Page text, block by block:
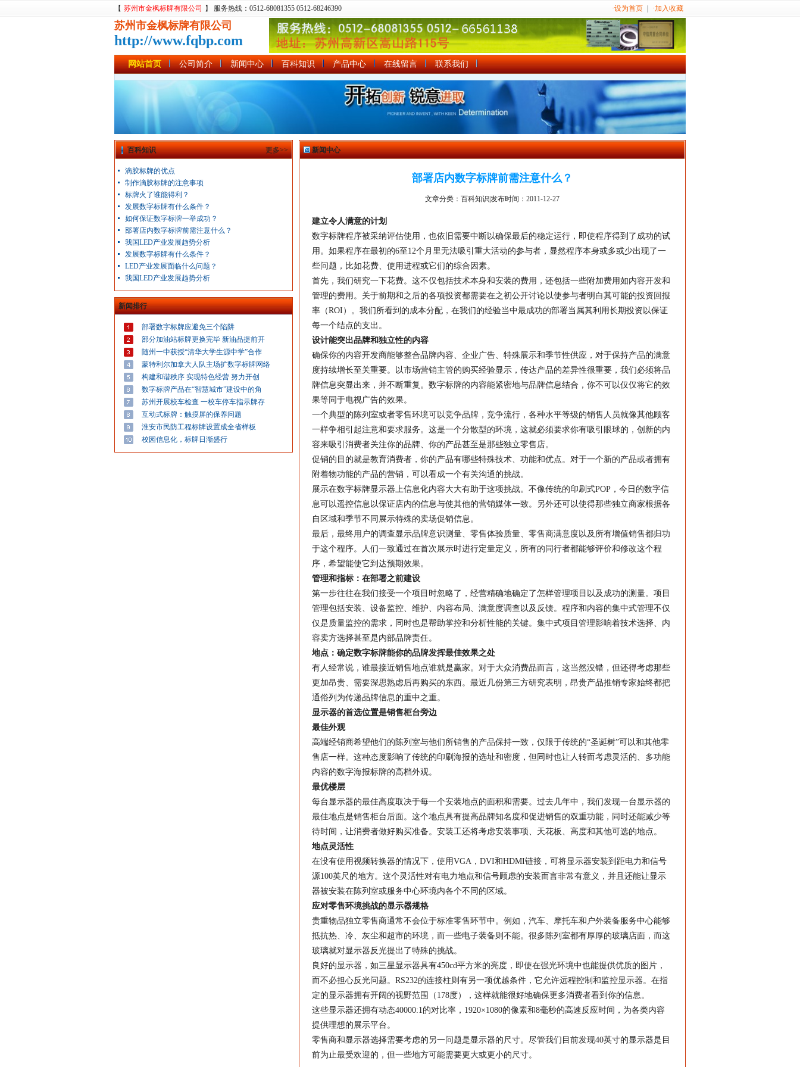
【 苏州市金枫标牌有限公司 】 服务热线：0512-68081355 0512-68246390 ·设为首页 ·加入收藏
苏州市金枫标牌有限公司
http://www.fqbp.com
网站首页 公司简介 新闻中心 百科知识 产品中心 在线留言 联系我们
百科知识 更多>>
滴胶标牌的优点
制作滴胶标牌的注意事项
标牌火了谁能得利？
发展数字标牌有什么条件？
如何保证数字标牌一举成功？
部署店内数字标牌前需注意什么？
我国LED产业发展趋势分析
发展数字标牌有什么条件？
LED产业发展面临什么问题？
我国LED产业发展趋势分析
新闻排行
部署数字标牌应避免三个陷阱
部分加油站标牌更换完毕 新油品提前开
随州一中获授“清华大学生源中学”合作
蒙特利尔加拿大人队主场扩数字标牌网络
构建和谐秩序 实现特色经营 努力开创
数字标牌产品在“智慧城市”建设中的角
苏州开展校车检查 一校车停车指示牌存
互动式标牌：触摸屏的保养问题
淮安市民防工程标牌设置成全省样板
校园信息化，标牌日渐盛行
新闻中心
部署店内数字标牌前需注意什么？
文章分类：百科知识|发布时间：2011-12-27
建立令人满意的计划
数字标牌程序被采纳评估使用，也依旧需要中断以确保最后的稳定运行，即使程序得到了成功的试
用。如果程序在最初的6至12个月里无法吸引重大活动的参与者，显然程序本身或多或少出现了一
些问题，比如花费、使用进程或它们的综合因素。
首先，我们研究一下花费。这不仅包括技术本身和安装的费用，还包括一些附加费用如内容开发和
管理的费用。关于前期和之后的各项投资都需要在之初公开讨论以使参与者明白其可能的投资回报
率（ROI）。我们所看到的成本分配，在我们的经验当中最成功的部署当属其利用长期投资以保证
每一个结点的支出。
设计能突出品牌和独立性的内容
确保你的内容开发商能够整合品牌内容、企业广告、特殊展示和季节性供应，对于保持产品的满意
度持续增长至关重要。以市场营销主管的购买经验显示，传达产品的差异性很重要，我们必须将品
牌信息突显出来，并不断重复。数字标牌的内容能紧密地与品牌信息结合，你不可以仅仅将它的效
果等同于电视广告的效果。
一个典型的陈列室或者零售环境可以竞争品牌，竞争流行，各种水平等级的销售人员就像其他顾客
一样争相引起注意和要求服务。这是一个分散型的环境，这就必须要求你有吸引眼球的，创新的内
容来吸引消费者关注你的品牌、你的产品甚至是那些独立零售店。
促销的目的就是教育消费者，你的产品有哪些特殊技术、功能和优点。对于一个新的产品或者拥有
附着物功能的产品的营销，可以看成一个有关沟通的挑战。
展示在数字标牌显示器上信息化内容大大有助于这项挑战。不像传统的印刷式POP，今日的数字信
息可以遥控信息以保证店内的信息与使其他的营销媒体一致。另外还可以使得那些独立商家根据各
自区域和季节不同展示特殊的卖场促销信息。
最后，最终用户的调查显示品牌意识测量、零售体验质量、零售商满意度以及所有增值销售都归功
于这个程序。人们一致通过在首次展示时进行定量定义，所有的同行者都能够评价和修改这个程
序，希望能使它到达预期效果。
管理和指标：在部署之前建设
第一步往往在我们接受一个项目时忽略了，经营精确地确定了怎样管理项目以及成功的测量。项目
管理包括安装、设备监控、维护、内容布局、满意度调查以及反馈。程序和内容的集中式管理不仅
仅是质量监控的需求，同时也是帮助掌控和分析性能的关键。集中式项目管理影响着技术选择、内
容卖方选择甚至是内部品牌责任。
地点：确定数字标牌能你的品牌发挥最佳效果之处
有人经常说，谁最接近销售地点谁就是赢家。对于大众消费品而言，这当然没错，但还得考虑那些
更加昂贵、需要深思熟虑后再购买的东西。最近几份第三方研究表明，昂贵产品推销专家始终都把
通俗列为传递品牌信息的重中之重。
显示器的首选位置是销售柜台旁边
最佳外观
高端经销商希望他们的陈列室与他们所销售的产品保持一致，仅限于传统的“圣诞树”可以和其他零
售店一样。这种态度影响了传统的印刷海报的选址和密度，但同时也让人转而考虑灵活的、多功能
内容的数字海报标牌的高档外观。
最优楼层
每台显示器的最佳高度取决于每一个安装地点的面积和需要。过去几年中，我们发现一台显示器的
最佳地点是销售柜台后面。这个地点具有提高品牌知名度和促进销售的双重功能，同时还能减少等
待时间，让消费者做好购买准备。安装工还将考虑安装事项、天花板、高度和其他可选的地点。
地点灵活性
在没有使用视频转换器的情况下，使用VGA，DVI和HDMI链接，可将显示器安装到距电力和信号
源100英尺的地方。这个灵活性对有电力地点和信号顾虑的安装而言非常有意义，并且还能让显示
器被安装在陈列室或服务中心环境内各个不同的区域。
应对零售环境挑战的显示器规格
贵重物品独立零售商通常不会位于标准零售环节中。例如，汽车、摩托车和户外装备服务中心能够
抵抗热、冷、灰尘和超市的环境，而一些电子装备则不能。很多陈列室都有厚厚的玻璃店面，而这
玻璃就对显示器反光提出了特殊的挑战。
良好的显示器，如三星显示器具有450cd平方米的亮度，即使在强光环境中也能提供优质的图片，
而不必担心反光问题。RS232的连接柱则有另一项优越条件，它允许远程控制和监控显示器。在指
定的显示器拥有开阔的视野范围（178度），这样就能很好地确保更多消费者看到你的信息。
这些显示器还拥有动态40000:1的对比率，1920×1080的像素和8毫秒的高速反应时间，为各类内容
提供理想的展示平台。
零售商和显示器选择需要考虑的另一问题是显示器的尺寸。尽管我们目前发现40英寸的显示器是目
前为止最受欢迎的，但一些地方可能需要更大或更小的尺寸。